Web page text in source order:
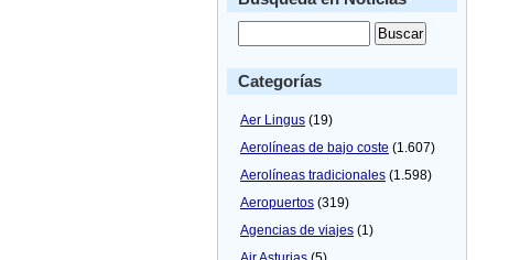
Categorías
Aer Lingus (19)
Aerolíneas de bajo coste (1.607)
Aerolíneas tradicionales (1.598)
Aeropuertos (319)
Agencias de viajes (1)